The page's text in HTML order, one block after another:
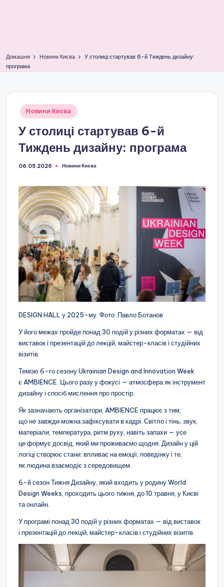
Домашня Новини Києва
У столиці стартував 6-й Тиждень дизайну:
програма
Опубліковано
Новини Києва
У столиці стартував 6-й
Тиждень дизайну: програма
06.05.2026
Опубліковано
Новини Києва
DESIGN HALL у 2025-му. Фото: Павло Ботанов
У його межах пройде понад 30 подій у різних форматах — від
виставок і презентацій до лекцій, майстер-класів і студійних
візитів.
Темою 6-го сезону Ukrainian Design and Innovation Week
є AMBIENCE. Цього разу у фокусі — атмосфера як інструмент
дизайну і спосіб мислення про простір.
Як зазначають організатори, AMBIENCE працює з тим,
що не завжди можна зафіксувати в кадрі. Світло і тінь, звук,
матеріали, температура, ритм руху, навіть запахи — усе
це формує досвід, який ми проживаємо щодня. Дизайн у цій
логіці створює стани: впливає на емоції, поведінку і те,
як людина взаємодіє з середовищем.
6-й сезон Тижня Дизайну, який входить у родину World
Design Weeks, проходить цього тижня, до 10 травня, у Києві
та онлайн.
У програмі понад 30 подій у різних форматах — від виставок
і презентацій до лекцій, майстер-класів і студійних візитів.